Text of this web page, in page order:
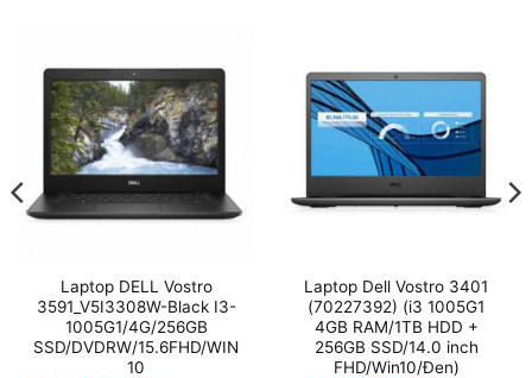
Laptop DELL Vostro
3591_V5I3308W-Black I3-
1005G1/4G/256GB
SSD/DVDRW/15.6FHD/WIN
10
Laptop Dell Vostro 3401
(70227392) (i3 1005G1
4GB RAM/1TB HDD +
256GB SSD/14.0 inch
FHD/Win10/Đen)